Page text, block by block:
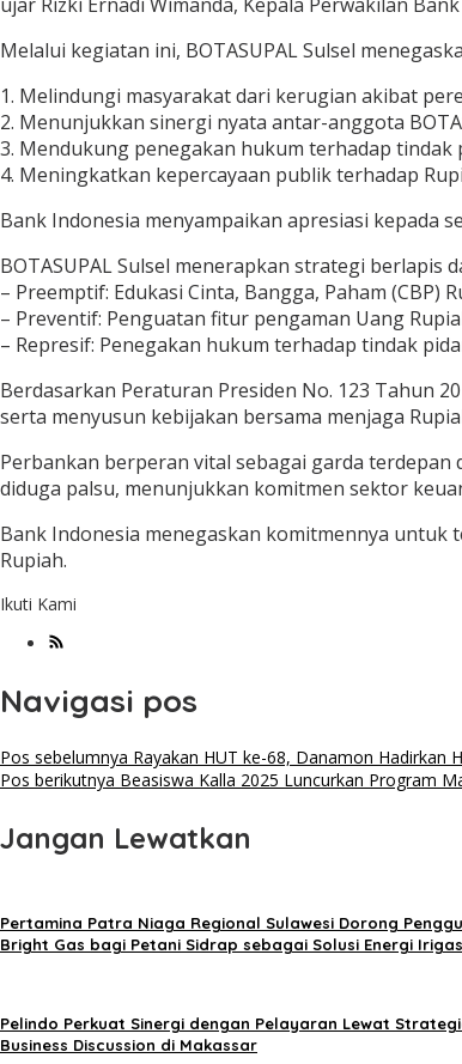
Melalui kegiatan ini, BOTASUPAL Sulsel
1. Melindungi masyarakat dari kerugian akibat
2. Menunjukkan sinergi nyata antar-anggota
3. Mendukung penegakan hukum terhadap tindak
4. Meningkatkan kepercayaan publik terhadap
Bank Indonesia menyampaikan apresiasi kepada
BOTASUPAL Sulsel menerapkan strategi berlapis
– Preemptif: Edukasi Cinta, Bangga, Paham
– Preventif: Penguatan fitur pengaman Uang
– Represif: Penegakan hukum terhadap tindak
Berdasarkan Peraturan Presiden No. 123 Tahun
serta menyusun kebijakan bersama menjaga
Perbankan berperan vital sebagai garda terdepan
diduga palsu, menunjukkan komitmen sektor
Bank Indonesia menegaskan komitmennya untuk
Rupiah.
Ikuti Kami
Navigasi pos
Pos sebelumnya Rayakan HUT ke-68, Danamon Hadirkan
Pos berikutnya Beasiswa Kalla 2025 Luncurkan Program
Jangan Lewatkan
Pertamina Patra Niaga Regional Sulawesi Dorong
Bright Gas bagi Petani Sidrap sebagai Solusi Energi
Pelindo Perkuat Sinergi dengan Pelayaran Lewat
Business Discussion di Makassar